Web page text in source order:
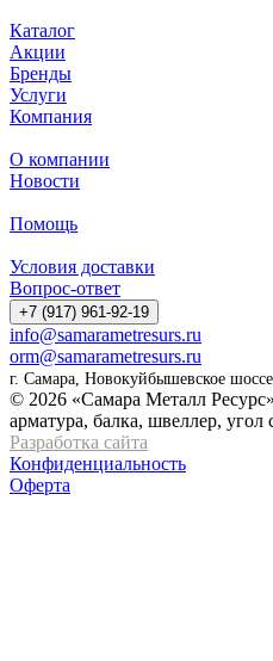
Каталог
Акции
Бренды
Услуги
Компания
О компании
Новости
Помощь
Условия доставки
Вопрос-ответ
+7 (917) 961-92-19
info@samarametresurs.ru
orm@samarametresurs.ru
г. Самара, Новокуйбышевское
© 2026 «Самара Металл
арматура, балка, швеллер, угол
Разработка сайта
Конфиденциальность
Оферта